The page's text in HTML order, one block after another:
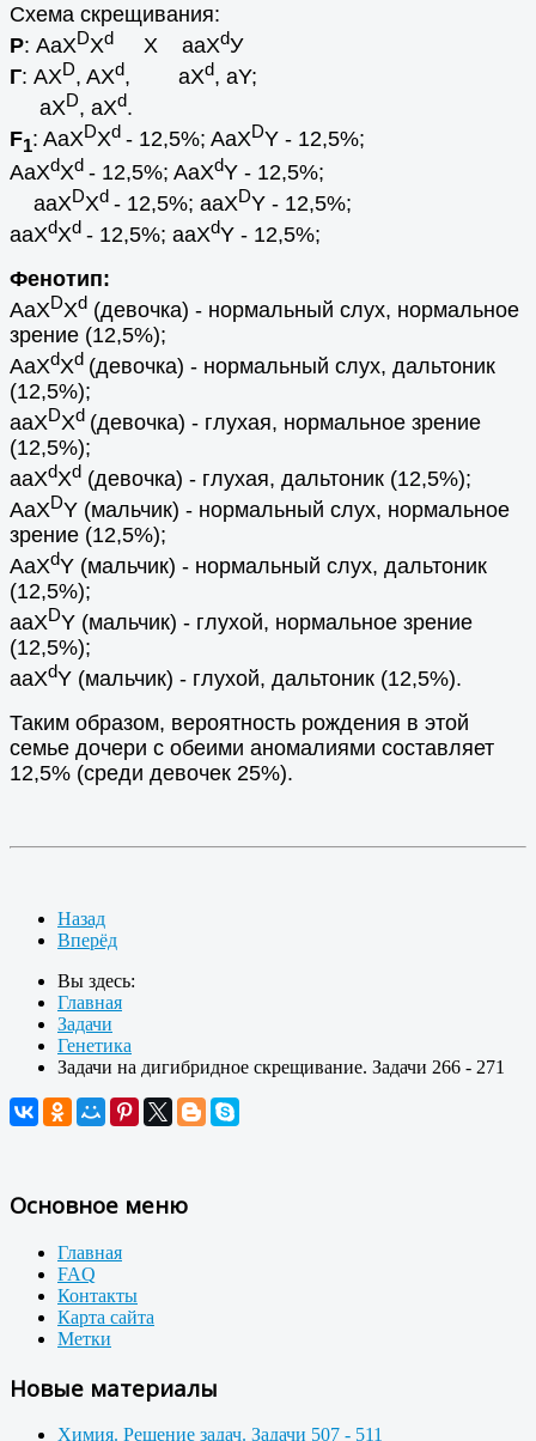
Схема скрещивания:
Р: АаХDXd Х aаХdУ
Г: АХD, AXd, aXd, aY;
aXD, aXd.
F1: AaXDXd - 12,5%; AaXDY - 12,5%;
AaXdXd - 12,5%; AaXdY - 12,5%;
aaXDXd - 12,5%; aaXDY - 12,5%;
aaXdXd - 12,5%; aaXdY - 12,5%;
Фенотип:
AaXDXd (девочка) - нормальный слух, нормальное
зрение (12,5%);
AaXdXd (девочка) - нормальный слух, дальтоник
(12,5%);
aaXDXd (девочка) - глухая, нормальное зрение
(12,5%);
aaXdXd (девочка) - глухая, дальтоник (12,5%);
AaXDY (мальчик) - нормальный слух, нормальное
зрение (12,5%);
AaXdY (мальчик) - нормальный слух, дальтоник
(12,5%);
aaXDY (мальчик) - глухой, нормальное зрение
(12,5%);
aaXdY (мальчик) - глухой, дальтоник (12,5%).
Таким образом, вероятность рождения в этой
семье дочери с обеими аномалиями составляет
12,5% (среди девочек 25%).
Назад
Вперёд
Вы здесь:
Главная
Задачи
Генетика
Задачи на дигибридное скрещивание. Задачи 266 - 271
Основное меню
Главная
FAQ
Контакты
Карта сайта
Метки
Новые материалы
Химия. Решение задач. Задачи 507 - 511